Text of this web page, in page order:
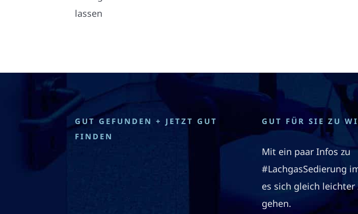
GUT GEFUNDEN + JETZT GUT
FINDEN
GUT FÜR SIE ZU
Mit ein paar Infos zu
#LachgasSedierung
es sich gleich leichter
gehen.